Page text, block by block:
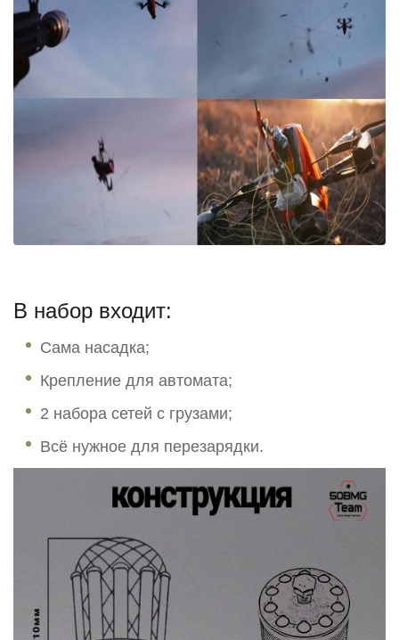
В набор входит:
Сама насадка;
Крепление для автомата;
2 набора сетей с грузами;
Всё нужное для перезарядки.